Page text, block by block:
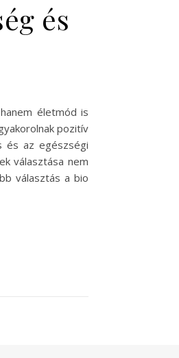
és
életmód is
pozitív
és az egészségi
választása nem
választás a bio